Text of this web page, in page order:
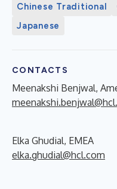
Chinese Traditional
Japanese
CONTACTS
Meenakshi Benjwal,
Elka Ghudial, EMEA
elka.ghudial@hcl.com